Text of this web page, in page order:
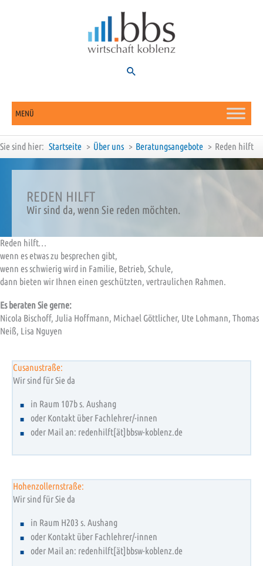
MENÜ
Suchen
Sie sind hier: Startseite Über uns Beratungsangebote Reden hilft
REDEN HILFT
Wir sind da, wenn Sie reden möchten.
Reden hilft…
wenn es etwas zu besprechen gibt,
wenn es schwierig wird in Familie, Betrieb, Schule,
dann bieten wir Ihnen einen geschützten, vertraulichen Rahmen.
Es beraten Sie gerne:
Nicola Bischoff, Julia Hoffmann, Michael Göttlicher, Ute Lohmann, Thomas
Neiß, Lisa Nguyen
Cusanustraße:
Wir sind für Sie da
in Raum 107b s. Aushang
oder Kontakt über Fachlehrer/-innen
oder Mail an: redenhilft[ät]bbsw-koblenz.de
Hohenzollernstraße:
Wir sind für Sie da
in Raum H203 s. Aushang
oder Kontakt über Fachlehrer/-innen
oder Mail an: redenhilft[ät]bbsw-koblenz.de